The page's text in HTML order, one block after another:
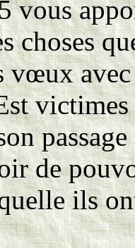
vous
choses
vœux
de
ils